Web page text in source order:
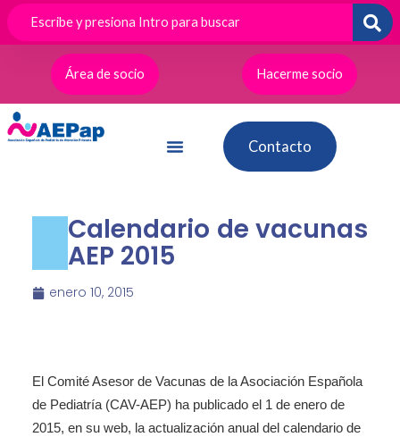
contenido
Área de socio
Hacerme socio
Contacto
Calendario de vacunas
AEP 2015
enero 10, 2015
El Comité Asesor de Vacunas de la Asociación Española
de Pediatría (CAV-AEP) ha publicado el 1 de enero de
2015, en su web, la actualización anual del calendario de